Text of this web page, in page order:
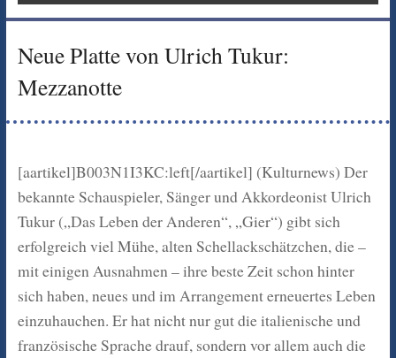
Neue Platte von Ulrich Tukur:
Mezzanotte
[aartikel]B003N1I3KC:left[/aartikel] (Kulturnews) Der
bekannte Schauspieler, Sänger und Akkordeonist Ulrich
Tukur („Das Leben der Anderen“, „Gier“) gibt sich
erfolgreich viel Mühe, alten Schellackschätzchen, die –
mit einigen Ausnahmen – ihre beste Zeit schon hinter
sich haben, neues und im Arrangement erneuertes Leben
einzuhauchen. Er hat nicht nur gut die italienische und
französische Sprache drauf, sondern vor allem auch die